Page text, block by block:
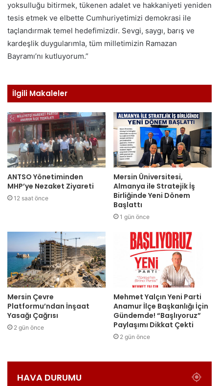
yoksulluğu bitirmek, tükenen adalet ve hakkaniyeti yeniden
tesis etmek ve elbette Cumhuriyetimizi demokrasi ile
taçlandırmak temel hedefimizdir. Sevgi, saygı, barış ve
kardeşlik duygularımla, tüm milletimizin Ramazan
Bayramı’nı kutluyorum.”
İlgili Makaleler
ANTSO Yönetiminden
MHP’ye Nezaket Ziyareti
12 saat önce
Mersin Üniversitesi,
Almanya ile Stratejik İş
Birliğinde Yeni Dönem
Başlattı
1 gün önce
Mersin Çevre
Platformu’ndan İnşaat
Yasağı Çağrısı
2 gün önce
Mehmet Yalçın Yeni Parti
Anamur İlçe Başkanlığı İçin
Gündemde! “Başlıyoruz”
Paylaşımı Dikkat Çekti
2 gün önce
HAVA DURUMU